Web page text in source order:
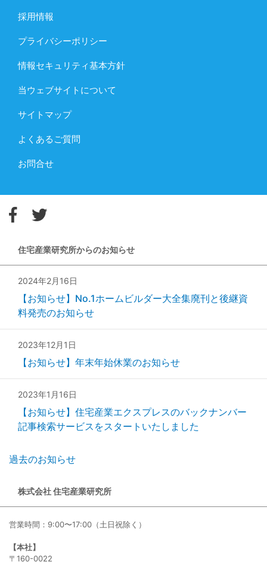
採用情報
プライバシーポリシー
情報セキュリティ基本方針
当ウェブサイトについて
サイトマップ
よくあるご質問
お問合せ
住宅産業研究所からのお知らせ
2024年2月16日
【お知らせ】No.1ホームビルダー大全集廃刊と後継資
料発売のお知らせ
2023年12月1日
【お知らせ】年末年始休業のお知らせ
2023年1月16日
【お知らせ】住宅産業エクスプレスのバックナンバー
記事検索サービスをスタートいたしました
過去のお知らせ
株式会社 住宅産業研究所
営業時間：9:00〜17:00（土日祝除く）
【本社】
〒160-0022